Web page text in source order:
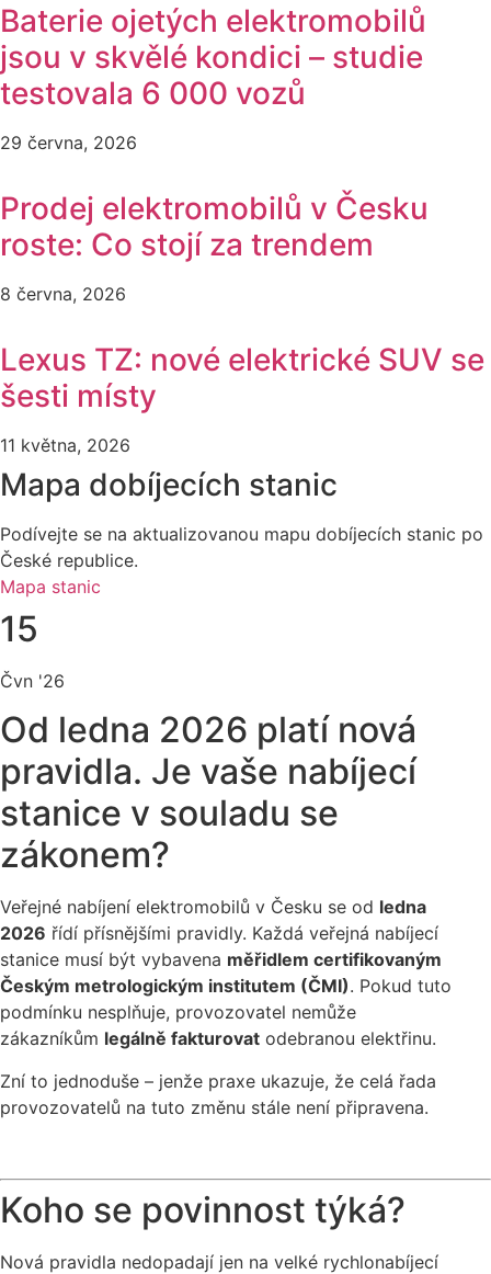
Baterie ojetých elektromobilů
jsou v skvělé kondici – studie
testovala 6 000 vozů
29 června, 2026
Prodej elektromobilů v Česku
roste: Co stojí za trendem
8 června, 2026
Lexus TZ: nové elektrické SUV se
šesti místy
11 května, 2026
Mapa dobíjecích stanic
Podívejte se na aktualizovanou mapu dobíjecích stanic po
České republice.
Mapa stanic
15
Čvn '26
Od ledna 2026 platí nová
pravidla. Je vaše nabíjecí
stanice v souladu se
zákonem?
Veřejné nabíjení elektromobilů v Česku se od ledna
2026 řídí přísnějšími pravidly. Každá veřejná nabíjecí
stanice musí být vybavena měřidlem certifikovaným
Českým metrologickým institutem (ČMI). Pokud tuto
podmínku nesplňuje, provozovatel nemůže
zákazníkům legálně fakturovat odebranou elektřinu.
Zní to jednoduše – jenže praxe ukazuje, že celá řada
provozovatelů na tuto změnu stále není připravena.
Koho se povinnost týká?
Nová pravidla nedopadají jen na velké rychlonabíjecí